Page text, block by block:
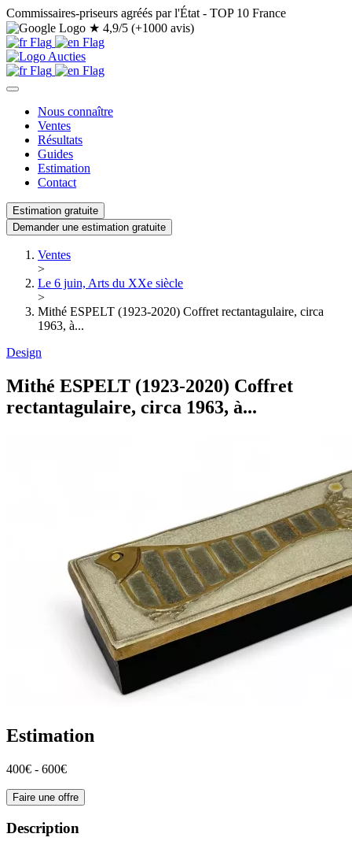
Commissaires-priseurs agréés par l'État - TOP 10 France
★ 4,9/5 (+1000 avis)
Nous connaître
Ventes
Résultats
Guides
Estimation
Contact
Estimation gratuite
Demander une estimation gratuite
Ventes
>
Le 6 juin, Arts du XXe siècle
>
Mithé ESPELT (1923-2020) Coffret rectantagulaire, circa
1963, à...
Design
Mithé ESPELT (1923-2020) Coffret
rectantagulaire, circa 1963, à...
Estimation
400€ - 600€
Faire une offre
Description